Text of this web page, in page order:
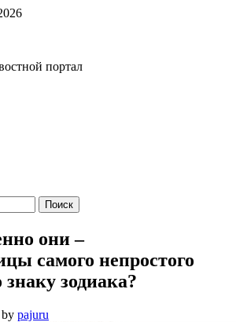
портал
они –
самого непростого
зодиака?
by pajuru